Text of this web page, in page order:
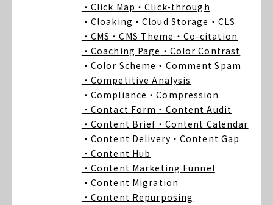
・Click Map ・Click-through
・Cloaking ・Cloud Storage ・CLS
・CMS ・CMS Theme ・Co-citation
・Coaching Page ・Color Contrast
・Color Scheme ・Comment Spam
・Competitive Analysis
・Compliance ・Compression
・Contact Form ・Content Audit
・Content Brief ・Content Calendar
・Content Delivery ・Content Gap
・Content Hub
・Content Marketing Funnel
・Content Migration
・Content Repurposing